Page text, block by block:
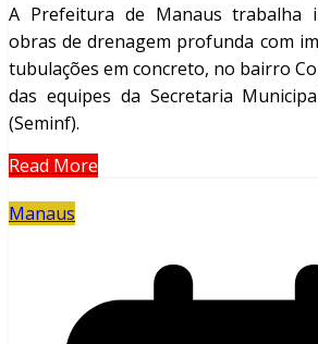
A Prefeitura de Manaus trabalha
obras de drenagem profunda com
tubulações em concreto, no bairro
das equipes da Secretaria
(Seminf).
Read More
Manaus